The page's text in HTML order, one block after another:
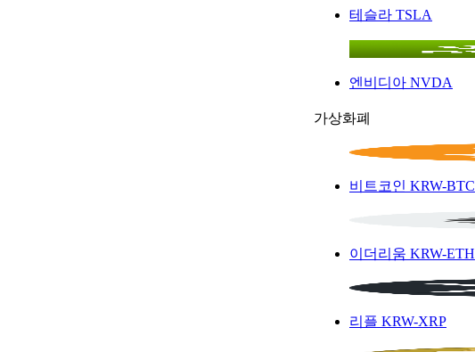
테슬라 TSLA
엔비디아 NVDA
가상화폐
비트코인 KRW-BTC
이더리움 KRW-ETH
리플 KRW-XRP